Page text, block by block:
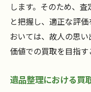
します。そのため、
と把握し、適正な評
おいては、故人の思
価値での買取を目指す
遺品整理における買